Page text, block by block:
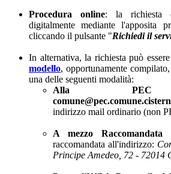
Procedura online: la richiesta
digitalmente mediante l'apposita
cliccando il pulsante "Richiedi il
In alternativa, la richiesta può
modello, opportunamente
una delle seguenti modalità:
Alla PEC
indirizzo mail ordinario (non
A mezzo Raccomandata
raccomandata all'indirizzo:
Principe Amedeo, 72 - 72014